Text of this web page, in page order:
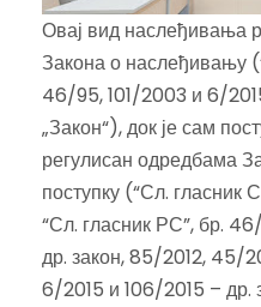
Овај вид наслеђивања
Закона о наслеђивању
46/95, 101/2003 и 6/
„Закон“), док је сам
регулисан одредбама
поступку (“Сл.
“Сл. гласник РС”, бр.
др. закон, 85/2012, 45/
6/2015 и 106/2015 – др.